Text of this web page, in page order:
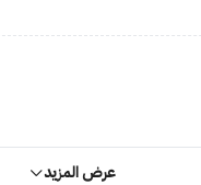
عرض المزيد